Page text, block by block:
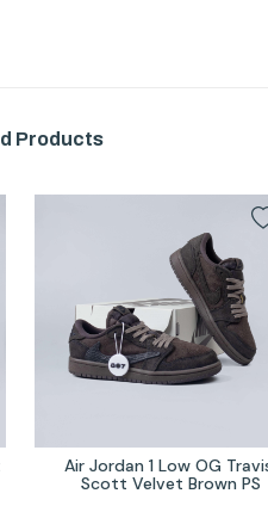
Products
Air Jordan 1 Low OG
Scott Velvet Brown PS